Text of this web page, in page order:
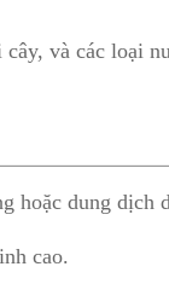
và các loại
hoặc dung dịch
cao.